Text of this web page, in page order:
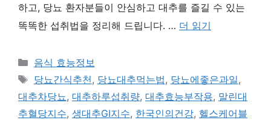
하고, 당뇨 환자분들이 안심하고 대추를 즐길 수 있는
똑똑한 섭취법을 정리해 드립니다. … 더 읽기
카
테
고
리
음식 효능정보
태
그
당뇨간식추천, 당뇨대추먹는법, 당뇨에좋은과일,
대추차당뇨, 대추하루섭취량, 대추효능부작용, 말린대
추혈당지수, 생대추GI지수, 한국인의건강, 헬스케어블